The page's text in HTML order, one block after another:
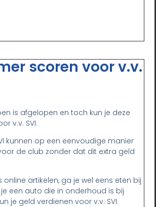
scoren voor v.v.
is afgelopen en toch kun je deze
v.v. SVI.
kunnen op een eenvoudige manier
de club zonder dat dit extra geld
online artikelen, ga je wel eens eten bij
een auto die in onderhoud is bij
je geld verdienen voor v.v. SVI.